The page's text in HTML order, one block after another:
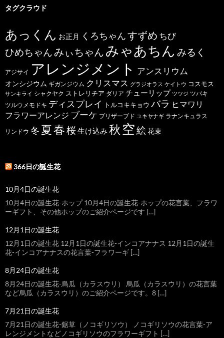
タグクラウド
あっくん お正月 くろちゃんすずめ ちび
ひめちゃん みぃちゃん みゃあちん みるく
アジサイ アレンジメント アンスリウム
オンシジウム ギガンジウム クリスマス グラジオラス ケイトウ コスモス
サンキライ シャクヤク ストレリチア ダリア チューリップ ツツジ ツバキ
ツルウメモドキ ディスプレイ トルコキキョウ バラ ヒマワリ
フラワーアレンジ ブーケ プリザーブド ユキヤナギ ラナンキュラス
リンドウ 冬 夏春桜生け込み 秋 空絵花束
366日の誕生花
10月4日の誕生花
10月4日の誕生花-ホップ 10月4日の誕生花-ホップの花言葉、フラワ
ーギフト、その他ホップのご紹介ページです […]
12月1日の誕生花
12月1日の誕生花 12月1日の誕生花-インコアナナス 12月1日の誕生
花-インコアナナスの花言葉-フラワーギ […]
8月24日の誕生花
8月24日の誕生花-烏瓜（カラスウリ） 烏瓜（カラスウリ）の花言葉
など烏瓜（カラスウリ）のご紹介ページです。8 […]
7月21日の誕生花
7月21日の誕生花-鋸草（ノコギリソウ） ノコギリソウの花言葉-ア
レンジメントなどノコギリソウのフラワーギフト […]